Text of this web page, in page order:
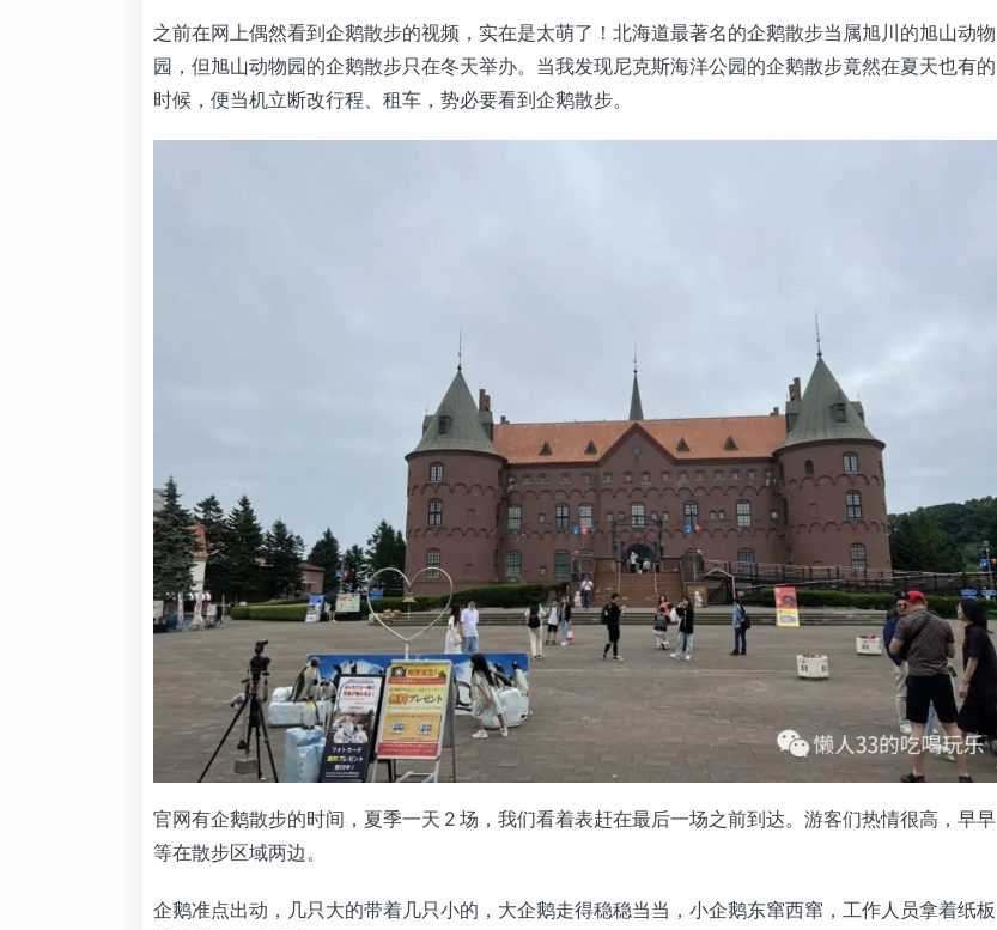
之前在网上偶然看到企鹅散步的视频，实在是太萌了！北海道最著名的企鹅散步当属旭川的旭山动物
园，但旭山动物园的企鹅散步只在冬天举办。当我发现尼克斯海洋公园的企鹅散步竟然在夏天也有的
时候，便当机立断改行程、租车，势必要看到企鹅散步。
官网有企鹅散步的时间，夏季一天 2 场，我们看着表赶在最后一场之前到达。游客们热情很高，早早
等在散步区域两边。
企鹅准点出动，几只大的带着几只小的，大企鹅走得稳稳当当，小企鹅东窜西窜，工作人员拿着纸板